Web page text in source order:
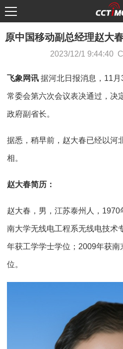
原中国移动副总经理赵大
2023/12/1 9:44:40
飞象网讯 据河北日报消息，11
常委会第六次会议表决通过，决
政府副省长。
据悉，稍早前，赵大春已经以河
相。
赵大春简历：
赵大春，男，江苏泰州人，
南大学无线电工程系无线电技术
年获工学学士学位；2009年获
位。